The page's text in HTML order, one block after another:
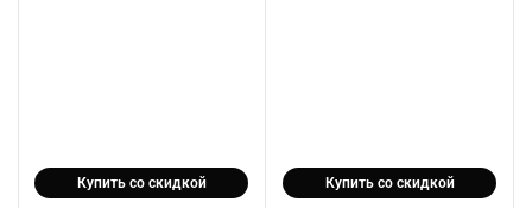
Купить со скидкой Купить со скидкой